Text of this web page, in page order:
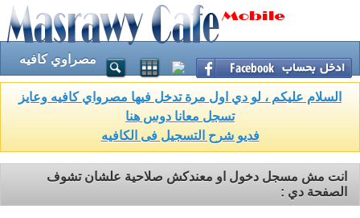
مصراوي كافيه
السلام عليكم ، لو دي اول مرة تدخل فيها مصرواي كافيه وعايز
تسجل معانا دوس هنا
فديو شرح التسجيل فى الكافيه
انت مش مسجل دخول او معندكش صلاحية علشان تشوف
الصفحة دي :